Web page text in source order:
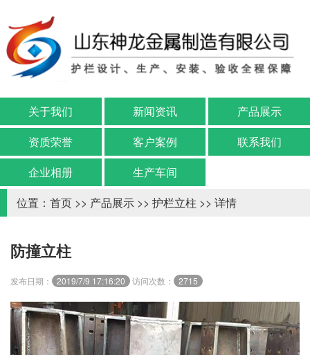
关于我们 新闻资讯
产品展示
资质荣誉
客户案例
联系我们
企业相册
生产车间
位置： 首页 >> 产品展示 >> 护栏立柱 >> 详情
防撞立柱
发布日期： 2019/7/9 17:16:20 访问次数： 2715